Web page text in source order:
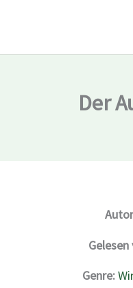
Der
Gelesen
Genre: